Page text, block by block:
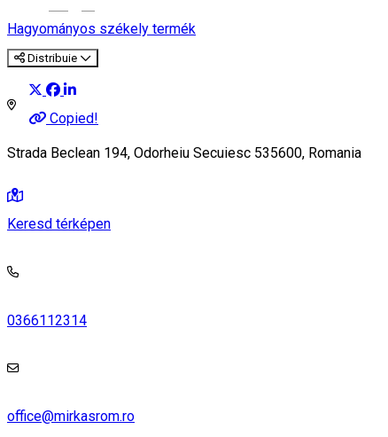
Hagyományos székely termék
Distribuie
Copied!
Strada Beclean 194, Odorheiu Secuiesc 535600, Romania
Keresd térképen
0366112314
office@mirkasrom.ro